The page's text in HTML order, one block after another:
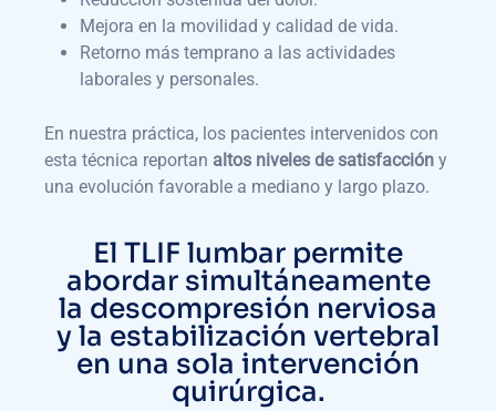
Mejora en la movilidad y calidad de vida.
Retorno más temprano a las actividades
laborales y personales.
En nuestra práctica, los pacientes intervenidos con
esta técnica reportan altos niveles de satisfacción y
una evolución favorable a mediano y largo plazo.
El TLIF lumbar permite
abordar simultáneamente
la descompresión nerviosa
y la estabilización vertebral
en una sola intervención
quirúrgica.